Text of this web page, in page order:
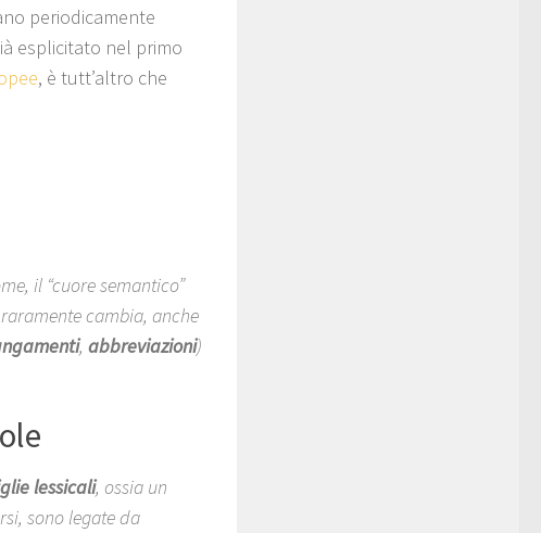
periodicamente
esplicitato nel primo
, è tutt’altro che
il “cuore semantico”
cambia, anche
, abbreviazioni)
lessicali, ossia un
sono legate da